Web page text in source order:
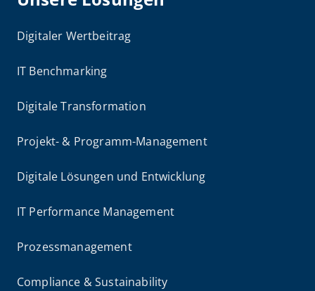
Digitaler Wertbeitrag
IT Benchmarking
Digitale Transformation
Projekt- & Programm-Management
Digitale Lösungen und Entwicklung
IT Performance Management
Prozessmanagement
Compliance & Sustainability